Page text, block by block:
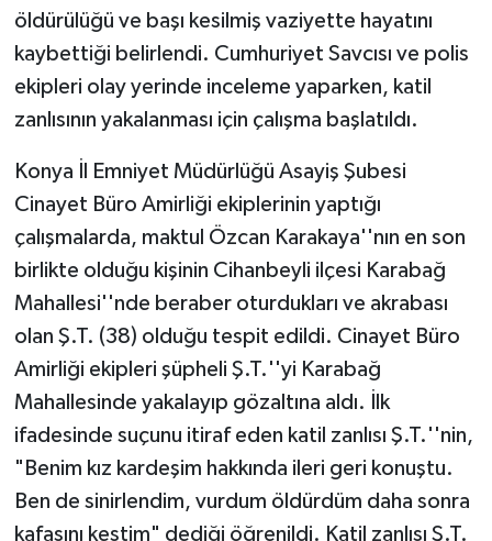
öldürülüğü ve başı kesilmiş vaziyette hayatını
kaybettiği belirlendi. Cumhuriyet Savcısı ve polis
ekipleri olay yerinde inceleme yaparken, katil
zanlısının yakalanması için çalışma başlatıldı.
Konya İl Emniyet Müdürlüğü Asayiş Şubesi
Cinayet Büro Amirliği ekiplerinin yaptığı
çalışmalarda, maktul Özcan Karakaya''nın en son
birlikte olduğu kişinin Cihanbeyli ilçesi Karabağ
Mahallesi''nde beraber oturdukları ve akrabası
olan Ş.T. (38) olduğu tespit edildi. Cinayet Büro
Amirliği ekipleri şüpheli Ş.T.''yi Karabağ
Mahallesinde yakalayıp gözaltına aldı. İlk
ifadesinde suçunu itiraf eden katil zanlısı Ş.T.''nin,
"Benim kız kardeşim hakkında ileri geri konuştu.
Ben de sinirlendim, vurdum öldürdüm daha sonra
kafasını kestim" dediği öğrenildi. Katil zanlısı Ş.T.